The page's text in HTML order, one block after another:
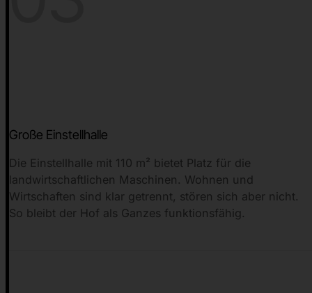
Große Einstellhalle
Die Einstellhalle mit 110 m² bietet Platz für die
landwirtschaftlichen Maschinen. Wohnen und
Wirtschaften sind klar getrennt, stören sich aber nicht.
So bleibt der Hof als Ganzes funktionsfähig.